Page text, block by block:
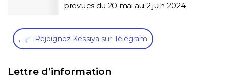
prevues du 20 mai au 2 juin 2024
, Rejoignez Kessiya sur Télégram
Lettre d’information